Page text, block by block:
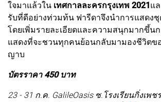
ใจมาแล้วใน เทศกาลละครกรุงเทพ 2021 แ
รับที่ดีอย่างท่วมท้น ฟารีดาจึงนำการแสดง
โดยเพิ่มรายละเอียดและความสนุกมากขึ้น
แสดงที่จะชวนทุกคนย้อนกลับมามองชีวิตข
ญาบ
บัตรราคา 450 บาท
23 - 31 ก.ค. GalileOasis ซ.โรงเรียนกิ่งเพ